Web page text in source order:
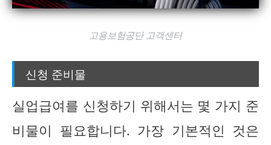
고용보험공단 고객센터
신청 준비물
실업급여를 신청하기 위해서는 몇 가지 준
비물이 필요합니다. 가장 기본적인 것은